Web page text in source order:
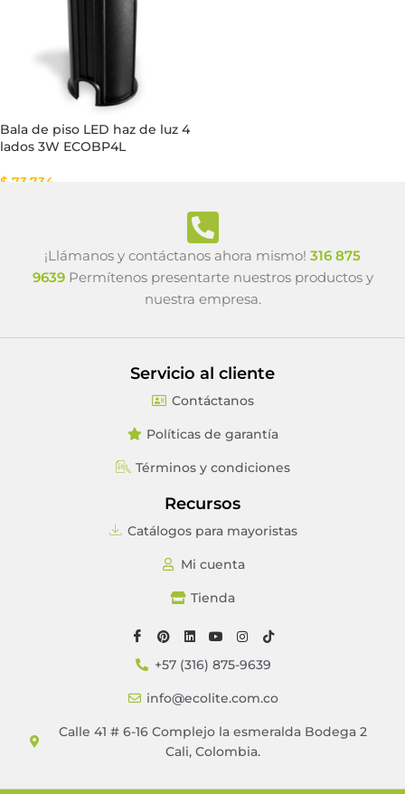
Bala de piso LED haz de luz 4
lados 3W ECOBP4L
$ 73.734
¡Llámanos y contáctanos ahora mismo! 316 875
9639Permítenos presentarte nuestros productos y
nuestra empresa.
Servicio al cliente
Contáctanos
Políticas de garantía
Términos y condiciones
Recursos
Catálogos para mayoristas
Mi cuenta
Tienda
+57 (316) 875-9639
info@ecolite.com.co
Calle 41 # 6-16 Complejo la esmeralda Bodega 2
Cali, Colombia.